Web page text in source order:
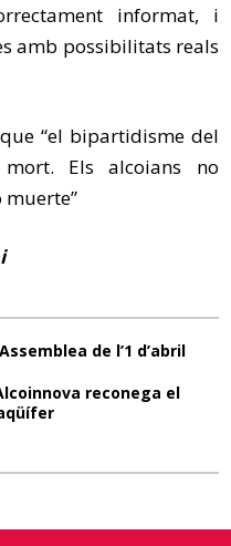
informat, i
amb possibilitats reals
“el bipartidisme del
Els alcoians no
muerte”
de l’1 d’abril
reconega el